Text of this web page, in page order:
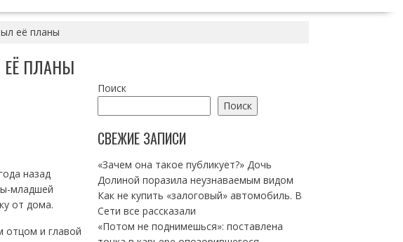
её планы
ЕЁ ПЛАНЫ
назад
младшей
от дома.
отцом и главой
Поиск
Поиск
СВЕЖИЕ ЗАПИСИ
«Зачем она такое публикует?» Дочь
Долиной поразила неузнаваемым видом
Как не купить «залоговый» автомобиль. В
Сети все рассказали
«Потом не поднимешься»: поставлена